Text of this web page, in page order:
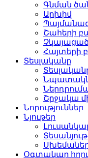
Գնման
Արխիվ
Շահերի
Հայտերի
Տեսլականը
Շրջակա
Նորություններ
Նյութեր
Օգտակար